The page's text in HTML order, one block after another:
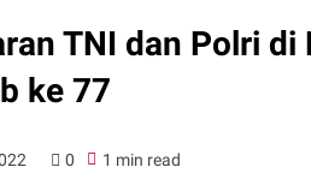
TNI dan Polri
ke 77
0 1 min read